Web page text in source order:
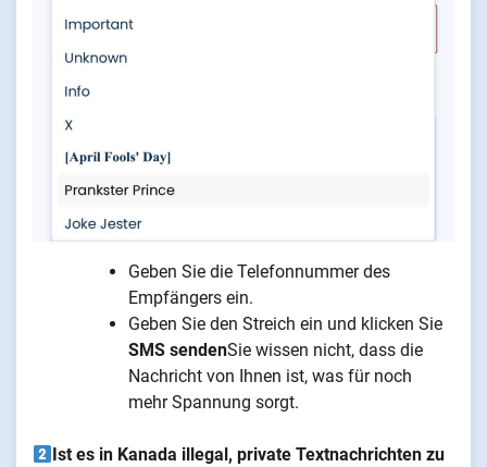
Geben Sie die Telefonnummer des
Empfängers ein.
Geben Sie den Streich ein und klicken Sie
SMS sendenSie wissen nicht, dass die
Nachricht von Ihnen ist, was für noch
mehr Spannung sorgt.
Ist es in Kanada illegal, private Textnachrichten zu